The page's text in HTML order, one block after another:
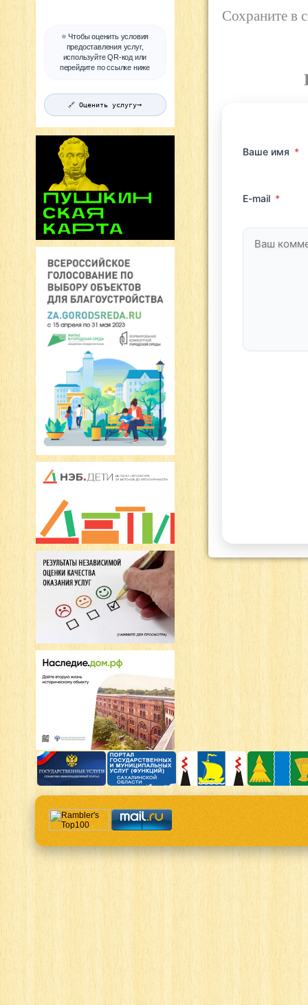
⭐ Чтобы оценить условия
предоставления услуг,
используйте QR-код или
перейдите по ссылке ниже
🔗 Оценить услугу→
Сохраните в
Ваше имя *
E-mail *